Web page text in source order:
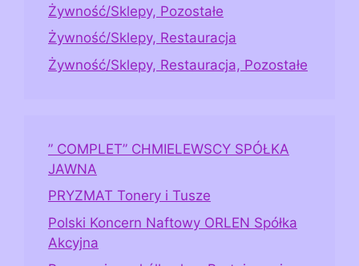
Żywność/Sklepy, Pozostałe
Żywność/Sklepy, Restauracja
Żywność/Sklepy, Restauracja, Pozostałe
” COMPLET” CHMIELEWSCY SPÓŁKA
JAWNA
PRYZMAT Tonery i Tusze
Polski Koncern Naftowy ORLEN Spółka
Akcyjna